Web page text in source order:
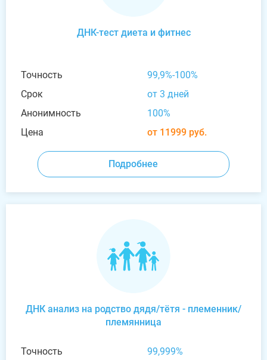
ДНК-тест диета и фитнес
Точность
99,9%-100%
Срок
от 3 дней
Анонимность
100%
Цена
от 11999 руб.
Подробнее
ДНК анализ на родство дядя/тётя - племенник/
племянница
Точность
99,999%